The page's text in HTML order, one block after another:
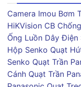
Camera Imou Bơm
HiKVision CB
Ống Luồn Dây Điện
Hộp Senko Quạt
Senko Quạt Trần
Cánh Quạt Trần